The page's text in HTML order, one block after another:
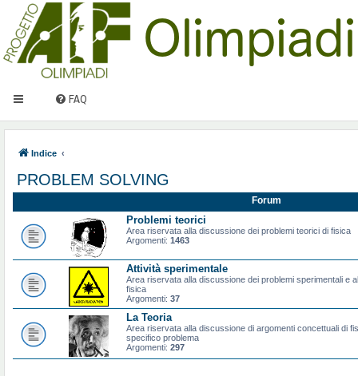
FAQ
Indice
PROBLEM SOLVING
Forum
Problemi teorici
Area riservata alla discussione dei problemi teorici di fisica
Argomenti: 1463
Attività sperimentale
Area riservata alla discussione dei problemi sperimentali e
fisica
Argomenti: 37
La Teoria
Area riservata alla discussione di argomenti concettuali di
specifico problema
Argomenti: 297